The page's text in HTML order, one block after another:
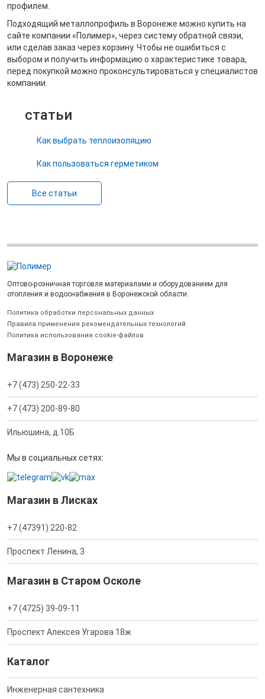
профилем.
Подходящий металлопрофиль в Воронеже можно купить на
сайте компании «Полимер», через систему обратной связи,
или сделав заказ через корзину. Чтобы не ошибиться с
выбором и получить информацию о характеристике товара,
перед покупкой можно проконсультироваться у специалистов
компании.
статьи
Как выбрать теплоизоляцию
Как пользоваться герметиком
Все статьи
Оптово-розничная торговля материалами и оборудованием для
отопления и водоснабжения в Воронежской области.
Политика обработки персональных данных
Правила применения рекомендательных технологий
Политика использования cookie-файлов
Магазин в Воронеже
+7 (473) 250-22-33
+7 (473) 200-89-80
Ильюшина, д.10Б
Мы в социальных сетях:
Магазин в Лисках
+7 (47391) 220-82
Проспект Ленина, 3
Магазин в Старом Осколе
+7 (4725) 39-09-11
Проспект Алексея Угарова 18ж
Каталог
Инженерная сантехника